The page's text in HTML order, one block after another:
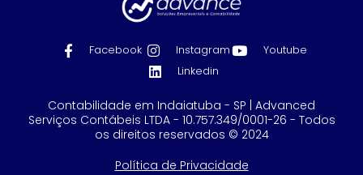
Facebook Instagram
Youtube
Linkedin
Contabilidade em Indaiatuba - SP | Advanced
Serviços Contábeis LTDA - 10.757.349/0001-26 - Todos
os direitos reservados © 2024
Política de Privacidade